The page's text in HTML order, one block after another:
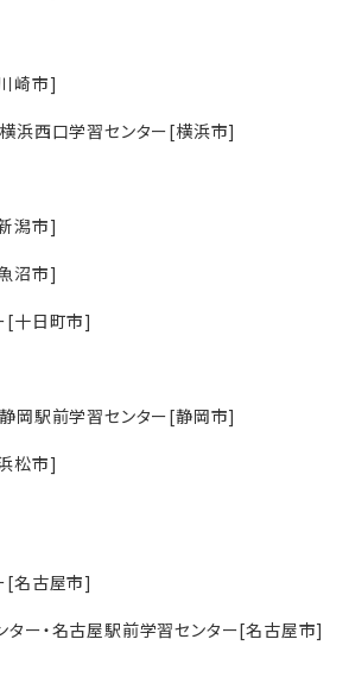
崎市]
浜西口学習センター[横浜市]
潟市]
沼市]
[十日町市]
岡駅前学習センター[静岡市]
松市]
[名古屋市]
ー・名古屋駅前学習センター[名古屋市]